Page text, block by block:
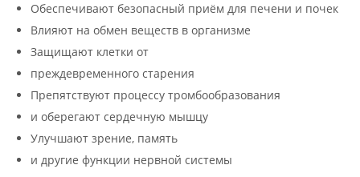
Обеспечивают безопасный приём для печени и почек⠀
Влияют на обмен веществ в организме
Защищают клетки от
преждевременного старения
Препятствуют процессу тромбообразования
и оберегают сердечную мышцу
Улучшают зрение, память
и другие функции нервной системы